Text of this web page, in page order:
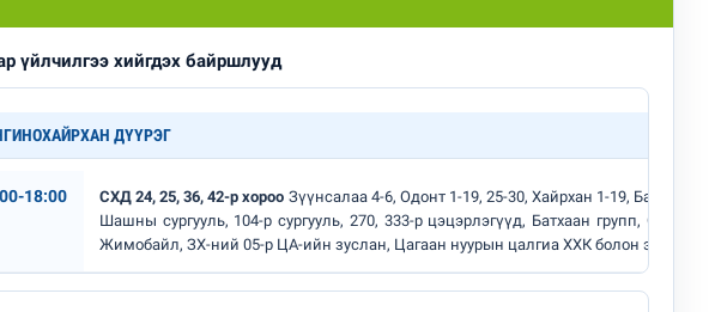
АГААР: Улаанбаатарт шөнөдөө 21 хэм дулаан
үйлчилгээ хийгдэх байршлууд
ДҮҮРЭГ
18:00 СХД 24, 25, 36, 42-р хороо Зүүнсалаа 4-6, Одонт 1-19, 25-30, Хайрхан 1-19,
Шашны сургууль, 104-р сургууль, 270, 333-р цэцэрлэгүүд, Батхаан групп, Сарны
Жимобайл, ЗХ-ний 05-р ЦА-ийн зуслан, Цагаан нуурын цалгиа ХХК болон